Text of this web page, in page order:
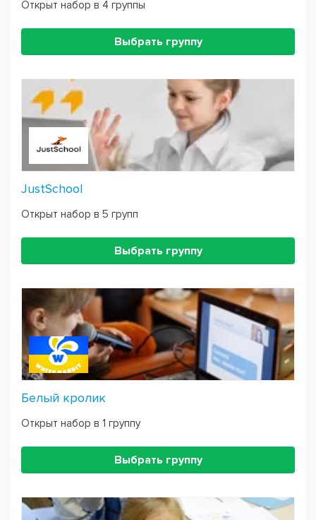
Открыт набор в 4 группы
Выбрать группу
JustSchool
Открыт набор в 5 групп
Выбрать группу
Белый кролик
Открыт набор в 1 группу
Выбрать группу